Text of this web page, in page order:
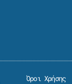
Όροι Χρήσης